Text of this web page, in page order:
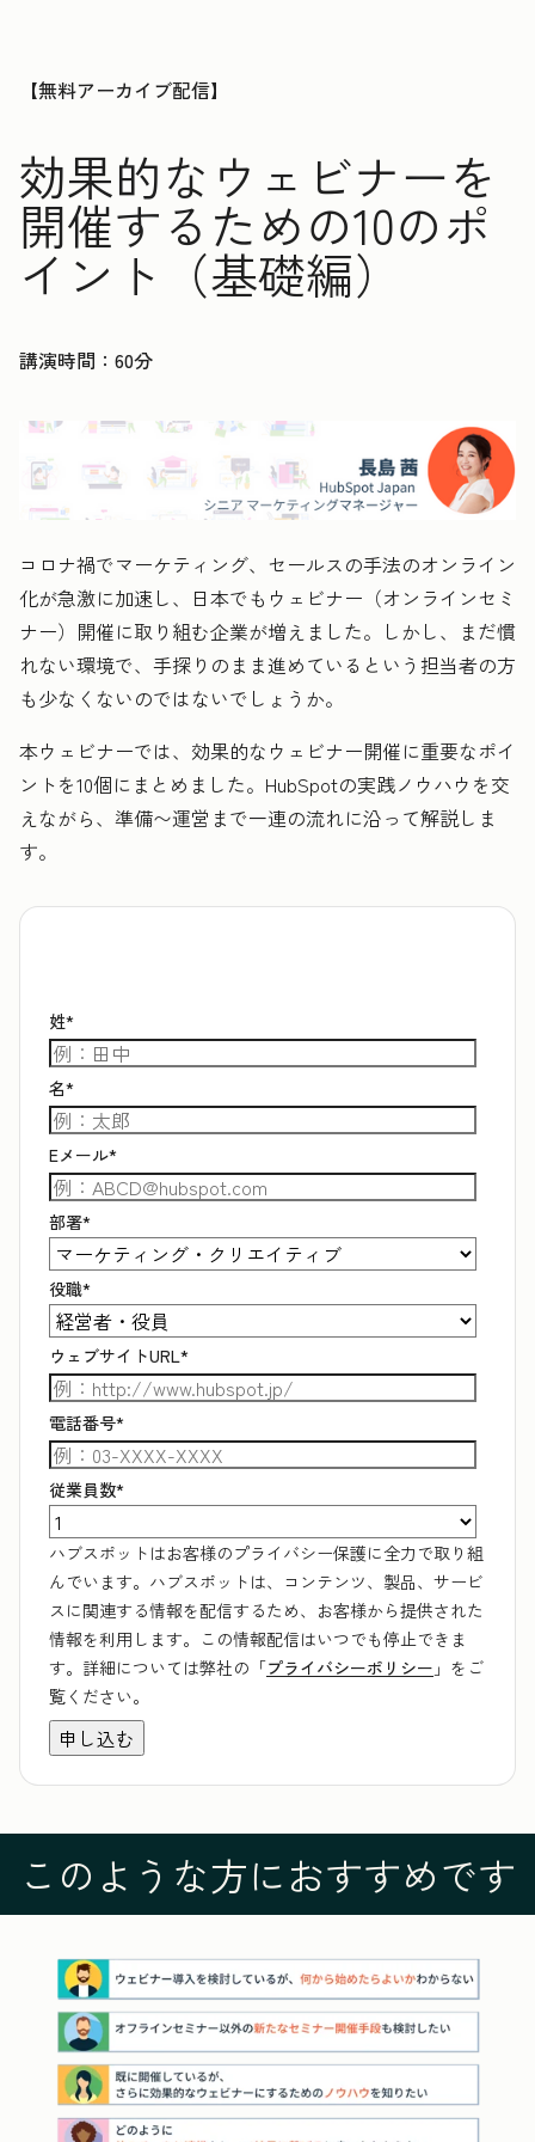
【無料アーカイブ配信】
効果的なウェビナーを
開催するための10のポ
イント（基礎編）
講演時間：60分
コロナ禍でマーケティング、セールスの手法のオンライン
化が急激に加速し、日本でもウェビナー（オンラインセミ
ナー）開催に取り組む企業が増えました。しかし、まだ慣
れない環境で、手探りのまま進めているという担当者の方
も少なくないのではないでしょうか。
本ウェビナーでは、効果的なウェビナー開催に重要なポイ
ントを10個にまとめました。HubSpotの実践ノウハウを交
えながら、準備〜運営まで一連の流れに沿って解説しま
す。
姓*
名*
Eメール*
部署*
役職*
ウェブサイトURL*
電話番号*
従業員数*
ハブスポットはお客様のプライバシー保護に全力で取り組
んでいます。ハブスポットは、コンテンツ、製品、サービ
スに関連する情報を配信するため、お客様から提供された
情報を利用します。この情報配信はいつでも停止できま
す。詳細については弊社の「プライバシーポリシー 」をご
覧ください。
このような方におすすめです